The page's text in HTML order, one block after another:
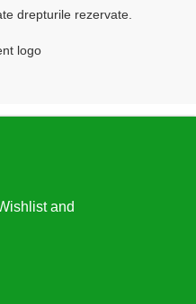
drepturile rezervate.
and